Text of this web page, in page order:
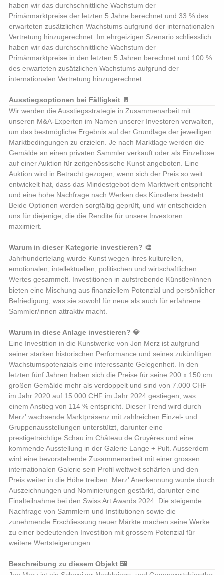
haben wir das durchschnittliche Wachstum der
Primärmarktpreise der letzten 5 Jahre berechnet und 33 % des
erwarteten zusätzlichen Wachstums aufgrund der internationalen
Vertretung hinzugerechnet. Im ehrgeizigen Szenario schliesslich
haben wir das durchschnittliche Wachstum der
Primärmarktpreise in den letzten 5 Jahren berechnet und 100 %
des erwarteten zusätzlichen Wachstums aufgrund der
internationalen Vertretung hinzugerechnet.
Ausstiegsoptionen bei Fälligkeit 🚪
Wir werden die Ausstiegsstrategie in Zusammenarbeit mit
unseren M&A-Experten im Namen unserer Investoren verwalten,
um das bestmögliche Ergebnis auf der Grundlage der jeweiligen
Marktbedingungen zu erzielen. Je nach Marktlage werden die
Gemälde an einen privaten Sammler verkauft oder als Einzellose
auf einer Auktion für zeitgenössische Kunst angeboten. Eine
Auktion wird in Betracht gezogen, wenn sich der Preis so weit
entwickelt hat, dass das Mindestgebot dem Marktwert entspricht
und eine hohe Nachfrage nach Werken des Künstlers besteht.
Beide Optionen werden sorgfältig geprüft, und wir entscheiden
uns für diejenige, die die Rendite für unsere Investoren
maximiert.
Warum in dieser Kategorie investieren? 🎨
Jahrhundertelang wurde Kunst wegen ihres kulturellen,
emotionalen, intellektuellen, politischen und wirtschaftlichen
Wertes gesammelt. Investitionen in aufstrebende Künstler/innen
bieten eine Mischung aus finanziellem Potenzial und persönlicher
Befriedigung, was sie sowohl für neue als auch für erfahrene
Sammler/innen attraktiv macht.
Warum in diese Anlage investieren? 💎
Eine Investition in die Kunstwerke von Jon Merz ist aufgrund
seiner starken historischen Performance und seines zukünftigen
Wachstumspotenzials eine interessante Gelegenheit. In den
letzten fünf Jahren haben sich die Preise für seine 200 x 150 cm
großen Gemälde mehr als verdoppelt und sind von 7.000 CHF
im Jahr 2020 auf 15.000 CHF im Jahr 2024 gestiegen, was
einem Anstieg von 114 % entspricht. Dieser Trend wird durch
Merz' wachsende Marktpräsenz mit zahlreichen Einzel- und
Gruppenausstellungen unterstützt, darunter eine
prestigeträchtige Schau im Château de Gruyères und eine
kommende Ausstellung in der Galerie Lange + Pult. Ausserdem
wird eine bevorstehende Zusammenarbeit mit einer grossen
internationalen Galerie sein Profil weltweit schärfen und den
Preis weiter in die Höhe treiben. Merz' Anerkennung wurde durch
Auszeichnungen und Nominierungen gestärkt, darunter eine
Finalteilnahme bei den Swiss Art Awards 2024. Die steigende
Nachfrage von Sammlern und Institutionen sowie die
zunehmende Erschliessung neuer Märkte machen seine Werke
zu einer bedeutenden Investition mit grossem Potenzial für
weitere Wertsteigerungen.
Beschreibung zu diesem Objekt 🖼️